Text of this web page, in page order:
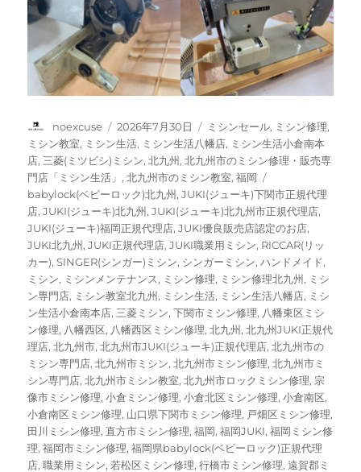
投
稿
者
noexcuse
投
稿
日:
2026年7月30日
カ
テ
ゴ
リ
ー
ミシンセール, ミシン修理,
ミシン教室, ミシン生活, ミシン生活八幡店, ミシン生活小倉南本
店, 三菱(ミツビシ)ミシン,北九州 ,北九州市のミシン修理・販売専
門店「ミシン生活」 ,北九州市のミシン教室,福岡
グ
babylock(ベビーロック)北九州 ,JUKI(ジューキ)下関市正規代理
店,JUKI(ジューキ)北九州 ,JUKI(ジューキ)北九州市正規代理店,
JUKI(ジューキ)福岡正規代理店,JUKI優良販売店認定のお店,
JUKI北九州 ,JUKI正規代理店,JUKI職業用ミシン, RICCAR(リッ
カー),SINGER(シンガー)ミシン, シンガーミシン,ハンドメイド,
ミシン, ミシンメンテナンス, ミシン修理, ミシン修理北九州 , ミシ
ン専門店, ミシン教室北九州 , ミシン生活, ミシン生活八幡店, ミシ
ン生活小倉南本店, 三菱ミシン,下関市ミシン修理, 八幡東区ミシ
ン修理, 八幡西区, 八幡西区ミシン修理,北九州 ,北九州JUKI正規代
理店,北九州市,北九州市JUKI(ジューキ)正規代理店,北九州市の
ミシン専門店,北九州市ミシン,北九州市ミシン修理,北九州市ミ
シン専門店,北九州市ミシン教室,北九州市ロックミシン修理, 宗
像市ミシン修理,小倉ミシン修理,小倉北区ミシン修理,小倉南区,
小倉南区ミシン修理, 山口県下関市ミシン修理, 戸畑区ミシン修理,
田川ミシン修理, 直方市ミシン修理,福岡,福岡JUKI,福岡ミシン修
理,福岡市ミシン修理,福岡県babylock(ベビーロック)正規代理
店,職業用ミシン, 若松区ミシン修理,行橋市ミシン修理,遠賀郡ミ